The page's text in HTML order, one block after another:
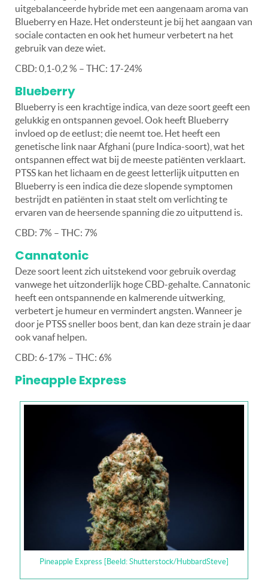
uitgebalanceerde hybride met een aangenaam aroma van
Blueberry en Haze. Het ondersteunt je bij het aangaan van
sociale contacten en ook het humeur verbetert na het
gebruik van deze wiet.
CBD: 0,1-0,2 % – THC: 17-24%
Blueberry
Blueberry is een krachtige indica, van deze soort geeft een
gelukkig en ontspannen gevoel. Ook heeft Blueberry
invloed op de eetlust; die neemt toe. Het heeft een
genetische link naar Afghani (pure Indica-soort), wat het
ontspannen effect wat bij de meeste patiënten verklaart.
PTSS kan het lichaam en de geest letterlijk uitputten en
Blueberry is een indica die deze slopende symptomen
bestrijdt en patiënten in staat stelt om verlichting te
ervaren van de heersende spanning die zo uitputtend is.
CBD: 7% – THC: 7%
Cannatonic
Deze soort leent zich uitstekend voor gebruik overdag
vanwege het uitzonderlijk hoge CBD-gehalte. Cannatonic
heeft een ontspannende en kalmerende uitwerking,
verbetert je humeur en vermindert angsten. Wanneer je
door je PTSS sneller boos bent, dan kan deze strain je daar
ook vanaf helpen.
CBD: 6-17% – THC: 6%
Pineapple Express
Pineapple Express [Beeld: Shutterstock/HubbardSteve]